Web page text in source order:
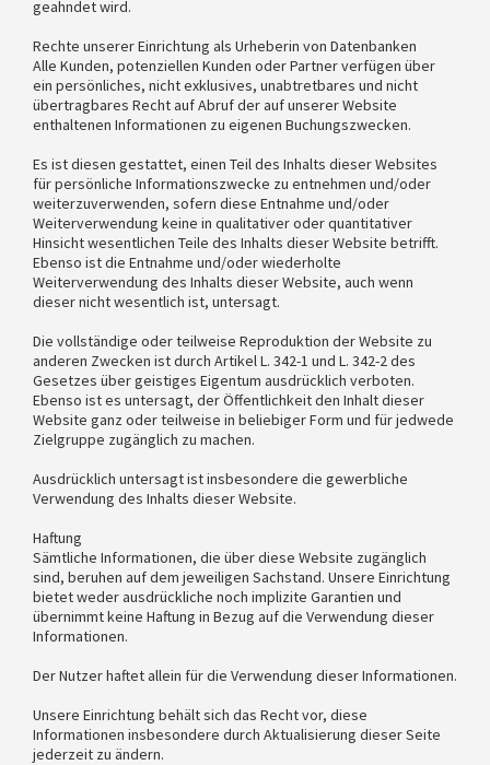
geahndet wird.
Rechte unserer Einrichtung als Urheberin von Datenbanken
Alle Kunden, potenziellen Kunden oder Partner verfügen über
ein persönliches, nicht exklusives, unabtretbares und nicht
übertragbares Recht auf Abruf der auf unserer Website
enthaltenen Informationen zu eigenen Buchungszwecken.
Es ist diesen gestattet, einen Teil des Inhalts dieser Websites
für persönliche Informationszwecke zu entnehmen und/oder
weiterzuverwenden, sofern diese Entnahme und/oder
Weiterverwendung keine in qualitativer oder quantitativer
Hinsicht wesentlichen Teile des Inhalts dieser Website betrifft.
Ebenso ist die Entnahme und/oder wiederholte
Weiterverwendung des Inhalts dieser Website, auch wenn
dieser nicht wesentlich ist, untersagt.
Die vollständige oder teilweise Reproduktion der Website zu
anderen Zwecken ist durch Artikel L. 342-1 und L. 342-2 des
Gesetzes über geistiges Eigentum ausdrücklich verboten.
Ebenso ist es untersagt, der Öffentlichkeit den Inhalt dieser
Website ganz oder teilweise in beliebiger Form und für jedwede
Zielgruppe zugänglich zu machen.
Ausdrücklich untersagt ist insbesondere die gewerbliche
Verwendung des Inhalts dieser Website.
Haftung
Sämtliche Informationen, die über diese Website zugänglich
sind, beruhen auf dem jeweiligen Sachstand. Unsere Einrichtung
bietet weder ausdrückliche noch implizite Garantien und
übernimmt keine Haftung in Bezug auf die Verwendung dieser
Informationen.
Der Nutzer haftet allein für die Verwendung dieser Informationen.
Unsere Einrichtung behält sich das Recht vor, diese
Informationen insbesondere durch Aktualisierung dieser Seite
jederzeit zu ändern.